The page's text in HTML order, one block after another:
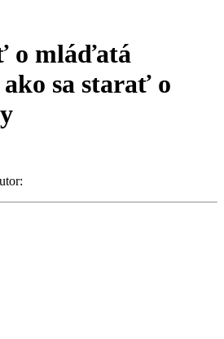
o mláďatá
sa starať o